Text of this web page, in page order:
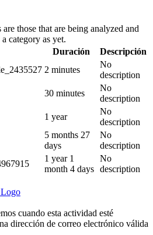
those that are being analyzed and
category as yet.
Duración
Descripción
2 minutes
No
description
30 minutes
No
description
1 year
No
description
5 months 27
days
No
description
1 year 1
month 4 days
No
description
cuando esta actividad esté
dirección de correo electrónico válida